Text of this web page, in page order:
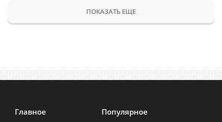
ПОКАЗАТЬ ЕЩЕ
Главное Популярное